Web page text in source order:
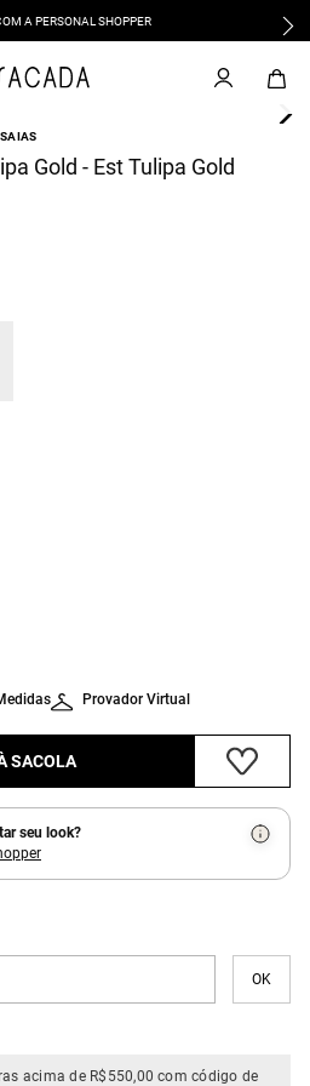
A PERSONAL SHOPPER
SAIAS
Gold - Est Tulipa Gold
Provador Virtual
SACOLA
seu look?
acima de R$550,00 com código de